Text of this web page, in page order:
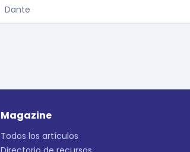
Dante
Magazine
Todos los artículos